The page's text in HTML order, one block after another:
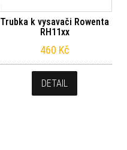
Trubka k vysavači Rowenta
RH11xx
460 Kč
DETAIL